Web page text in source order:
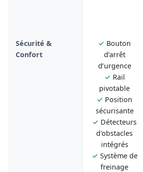
Sécurité &
Confort
✓ Bouton
d’arrêt
d’urgence
✓ Rail
pivotable
✓ Position
sécurisante
✓ Détecteurs
d'obstacles
intégrés
✓ Système de
freinage